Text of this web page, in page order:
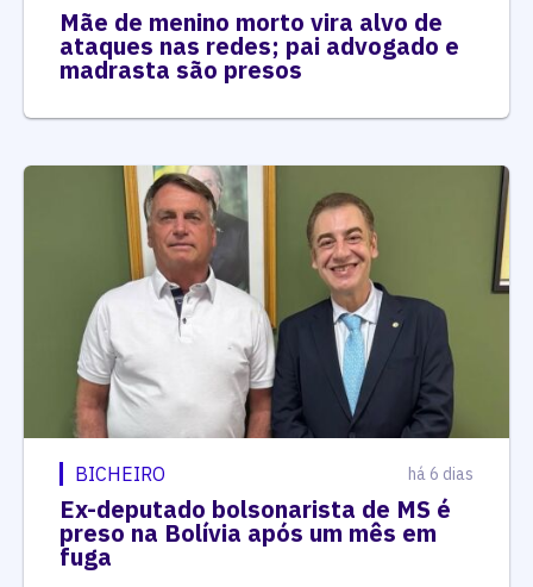
Mãe de menino morto vira alvo de
ataques nas redes; pai advogado e
madrasta são presos
BICHEIRO há 6 dias
Ex-deputado bolsonarista de MS é
preso na Bolívia após um mês em
fuga